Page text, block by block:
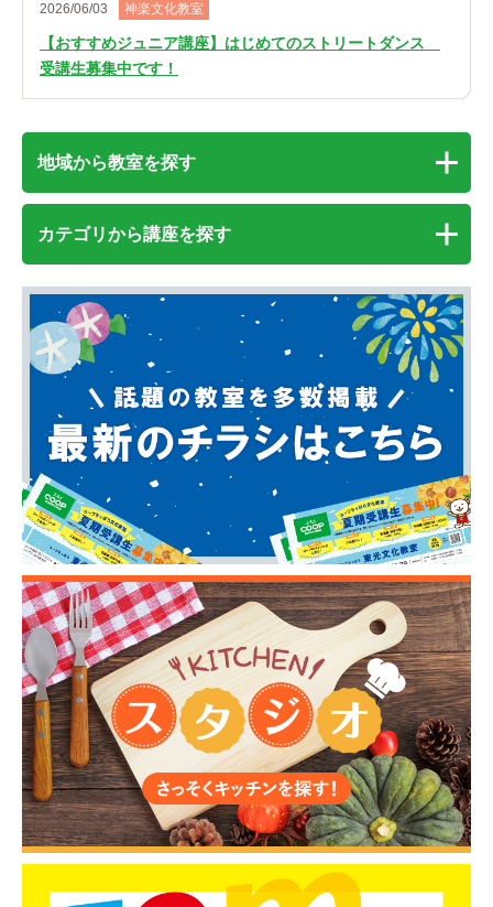
2026/06/03 神楽文化教室
【おすすめジュニア講座】はじめてのストリートダンス
受講生募集中です！
地域から教室を探す
カテゴリから講座を探す